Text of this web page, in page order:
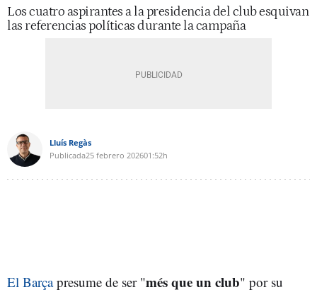
Los cuatro aspirantes a la presidencia del club esquivan
las referencias políticas durante la campaña
Lluís Regàs
Publicada25 febrero 202601:52h
El Barçapresume de ser "més que un club" por su